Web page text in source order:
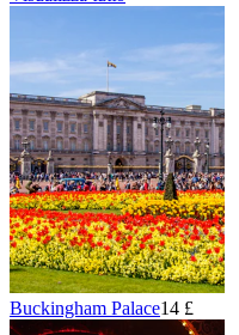
Buckingham Palace14 £